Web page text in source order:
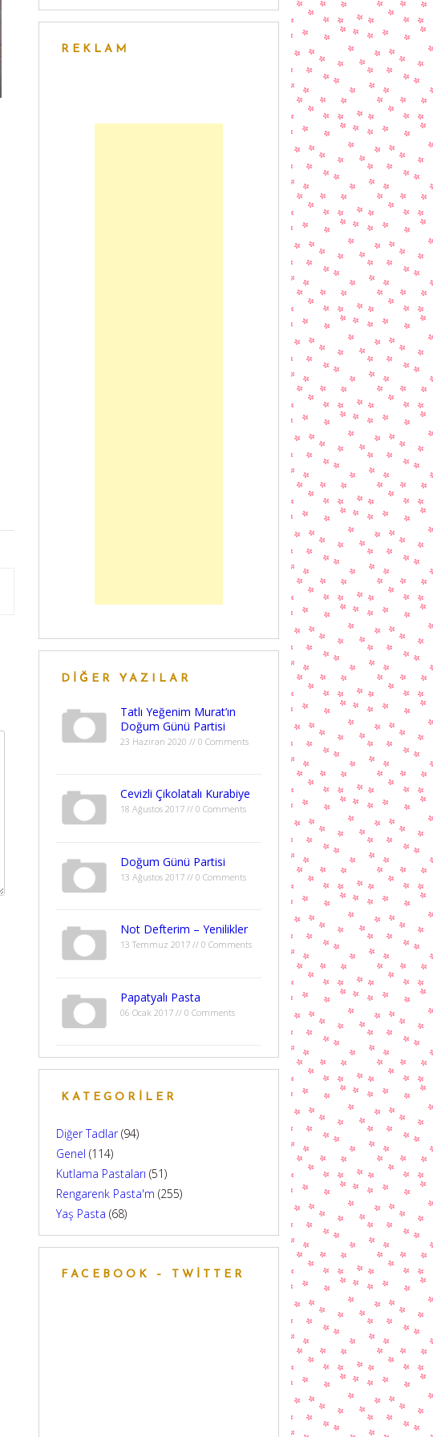
REKLAM
DIĞER YAZILAR
Tatlı Yeğenim Murat’ın
Doğum Günü Partisi
23 Haziran 2020 // 0 Comments
Cevizli Çikolatalı Kurabiye
18 Ağustos 2017 // 0 Comments
Doğum Günü Partisi
13 Ağustos 2017 // 0 Comments
Not Defterim – Yenilikler
13 Temmuz 2017 // 0 Comments
Papatyalı Pasta
06 Ocak 2017 // 0 Comments
KATEGORILER
Diğer Tadlar(94)
Genel (114)
Kutlama Pastaları (51)
Rengarenk Pasta'm (255)
Yaş Pasta (68)
FACEBOOK – TWITTER